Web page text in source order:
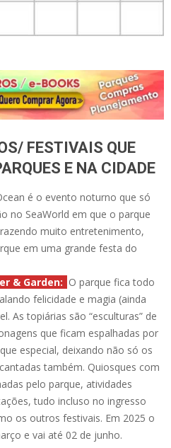
FESTIVAIS QUE
E NA CIDADE
é o evento noturno que só
no SeaWorld em que o parque
muito entretenimento,
em uma grande festa do
& Garden: O parque fica todo
felicidade e magia (ainda
As topiárias são “esculturas” de
que ficam espalhadas por
especial, deixando não só os
também. Quiosques com
pelo parque, atividades
tudo incluso no ingresso
os outros festivais. Em 2025 o
e vai até 02 de junho.